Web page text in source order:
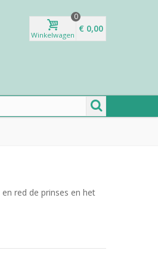
Winkelwagen
0
€ 0,00
red de prinses en het